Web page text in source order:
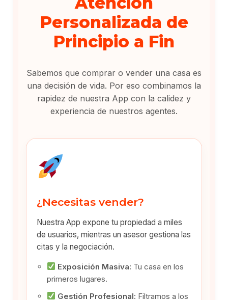
Personalizada de
Principio a Fin
Sabemos que comprar o vender una casa es
una decisión de vida. Por eso combinamos la
rapidez de nuestra App con la calidez y
experiencia de nuestros agentes.
¿Necesitas vender?
Nuestra App expone tu propiedad a miles
de usuarios, mientras un asesor gestiona las
citas y la negociación.
Exposición Masiva: Tu casa en los
primeros lugares.
Gestión Profesional: Filtramos a los